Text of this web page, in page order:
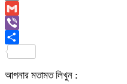
Copy
Link
Gmail
Viber
আপনার মতামত লিখুন :